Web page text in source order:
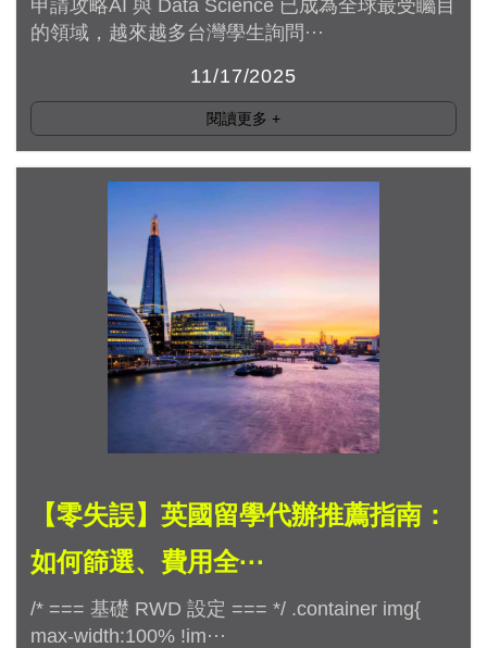
申請攻略AI 與 Data Science 已成為全球最受矚目
的領域，越來越多台灣學生詢問···
11/17/2025
閱讀更多 +
【零失誤】英國留學代辦推薦指南：
如何篩選、費用全···
/* === 基礎 RWD 設定 === */ .container img{
max-width:100% !im···